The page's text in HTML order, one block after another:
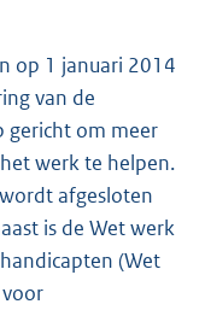
op 1 januari 2014
van de
gericht om meer
werk te helpen.
afgesloten
is de Wet werk
(Wet